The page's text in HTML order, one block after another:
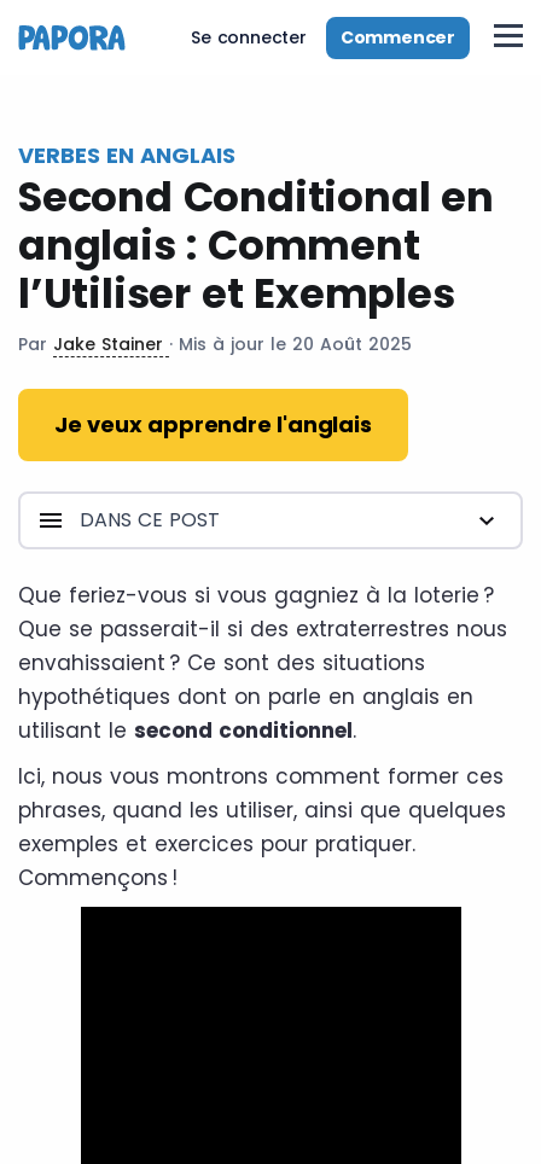
Se connecter Commencer
VERBES EN ANGLAIS
Second Conditional en
anglais : Comment
l’Utiliser et Exemples
Par Jake Stainer · Mis à jour le 20 Août 2025
Je veux apprendre l'anglais
DANS CE POST
Que feriez-vous si vous gagniez à la loterie ?
Que se passerait-il si des extraterrestres nous
envahissaient ? Ce sont des situations
hypothétiques dont on parle en anglais en
utilisant le second conditionnel.
Ici, nous vous montrons comment former ces
phrases, quand les utiliser, ainsi que quelques
exemples et exercices pour pratiquer.
Commençons !